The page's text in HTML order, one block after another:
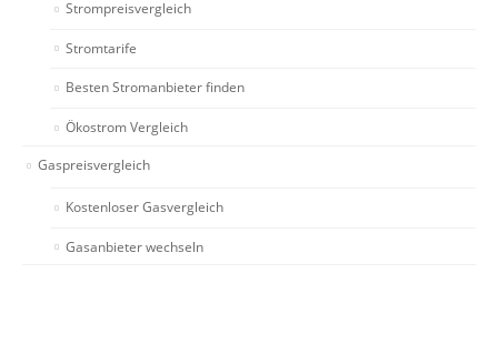
Strompreisvergleich
Stromtarife
Besten Stromanbieter finden
Ökostrom Vergleich
Gaspreisvergleich
Kostenloser Gasvergleich
Gasanbieter wechseln